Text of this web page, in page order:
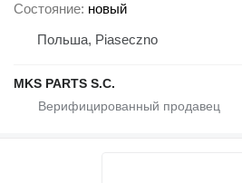
Состояние новый
Польша, Piaseczno
MKS PARTS S.C.